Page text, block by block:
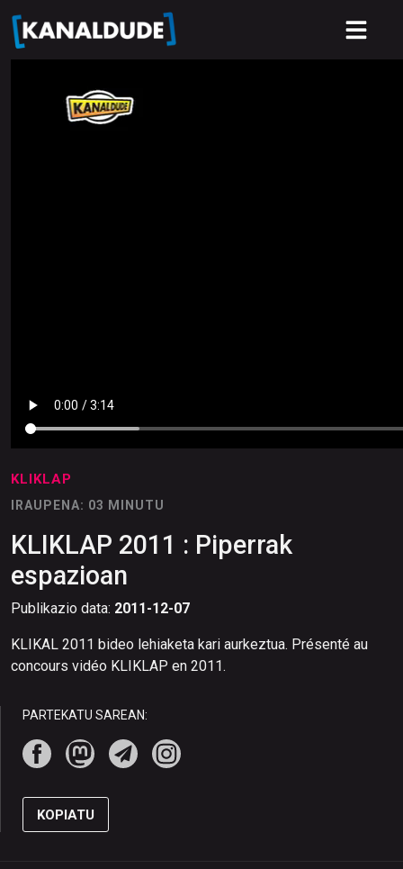
KLIKLAP
IRAUPENA: 03 MINUTU
KLIKLAP 2011 : Piperrak
espazioan
Publikazio data: 2011-12-07
KLIKAL 2011 bideo lehiaketa kari aurkeztua. Présenté au
concours vidéo KLIKLAP en 2011.
PARTEKATU SAREAN:
KOPIATU